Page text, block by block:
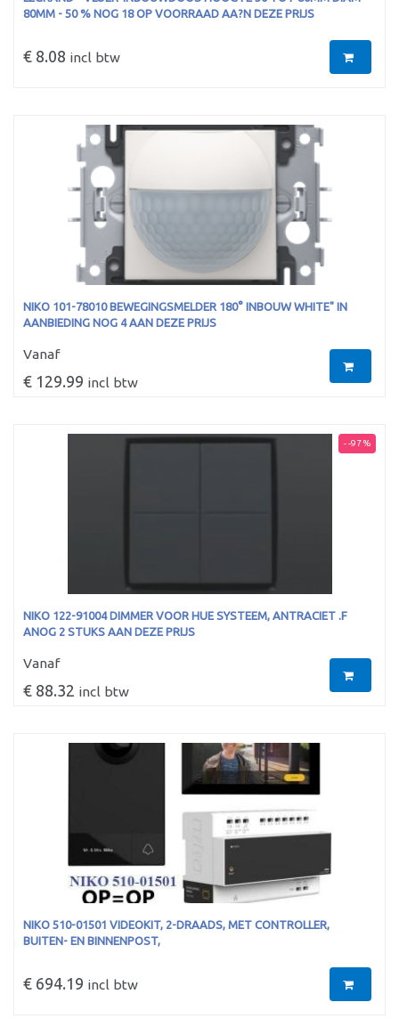
80MM - 50 % NOG 18 OP VOORRAAD AA?N DEZE PRIJS
€ 8.08 incl btw
NIKO 101-78010 BEWEGINGSMELDER 180° INBOUW WHITE" IN
AANBIEDING NOG 4 AAN DEZE PRIJS
Vanaf
€ 129.99 incl btw
- -97 %
NIKO 122-91004 DIMMER VOOR HUE SYSTEEM, ANTRACIET .F
ANOG 2 STUKS AAN DEZE PRIJS
Vanaf
€ 88.32 incl btw
NIKO 510-01501 VIDEOKIT, 2-DRAADS, MET CONTROLLER,
BUITEN- EN BINNENPOST,
€ 694.19 incl btw